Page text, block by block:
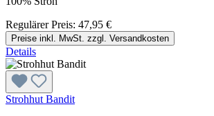
Regulärer Preis: 47,95 €
Preise inkl. MwSt. zzgl. Versandkosten
Details
Strohhut Bandit